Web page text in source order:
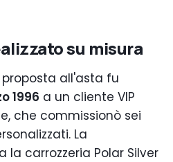
su misura
proposta all'asta fu
1996 a un cliente VIP
che commissionò sei
La
la carrozzeria Polar Silver